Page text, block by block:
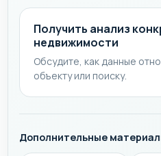
Получить анализ
недвижимости
Обсудите, как данные
объекту или поиску.
Дополнительные